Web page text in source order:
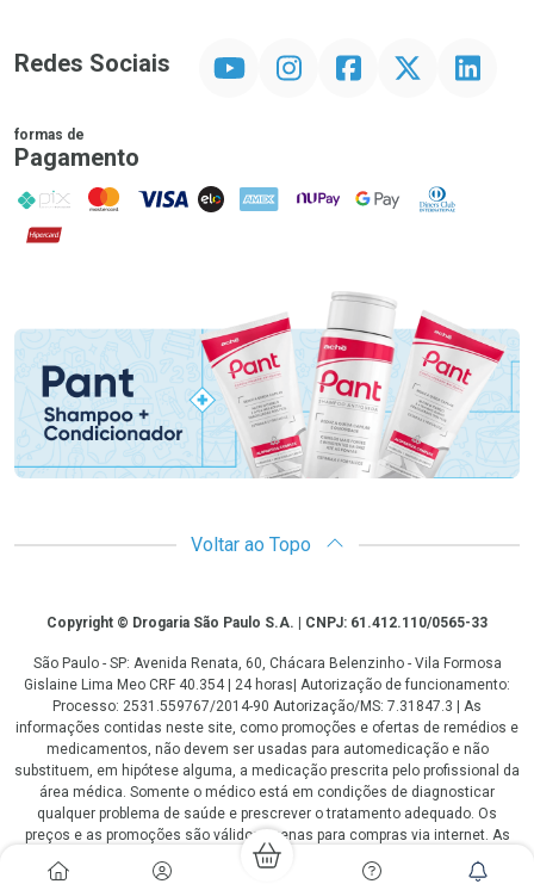
Redes Sociais InstagramFacebookTwitter Linkedin
formas de
Pagamento
PIX MasterCard
VISA ELO AMEX NuPay Google PayDiners Club
Hipercard
Voltar ao Topo
CopyrightCopyright © Drogaria São Paulo S.A. | CNPJ: 61.412.110/0565-33
São Paulo - SP: Avenida Renata, 60, Chácara Belenzinho - Vila Formosa
Gislaine Lima Meo CRF 40.354 | 24 horas| Autorização de funcionamento:
Processo: 2531.559767/2014-90 Autorização/MS: 7.31847.3 | As
informações contidas neste site, como promoções e ofertas de remédios e
medicamentos, não devem ser usadas para automedicação e não
substituem, em hipótese alguma, a medicação prescrita pelo profissional da
área médica. Somente o médico está em condições de diagnosticar
qualquer problema de saúde e prescrever o tratamento adequado. Os
preços e as promoções são válidos apenas para compras via internet. As
fotos contidas em nosso site são meramente ilustrativas. *Preços e
disponibilidade sujeitos a alterações no decorrer do dia. Antibióticos e